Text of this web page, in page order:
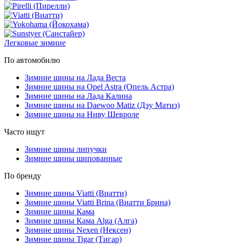
Легковые зимние
По автомобилю
Зимние шины на Лада Веста
Зимние шины на Opel Astra (Опель Астра)
Зимние шины на Лада Калина
Зимние шины на Daewoo Matiz (Дэу Матиз)
Зимние шины на Ниву Шевроле
Часто ищут
Зимние шины липучки
Зимние шины шипованные
По бренду
Зимние шины Viatti (Виатти)
Зимние шины Viatti Brina (Виатти Брина)
Зимние шины Кама
Зимние шины Кама Alga (Алга)
Зимние шины Nexen (Нексен)
Зимние шины Tigar (Тигар)